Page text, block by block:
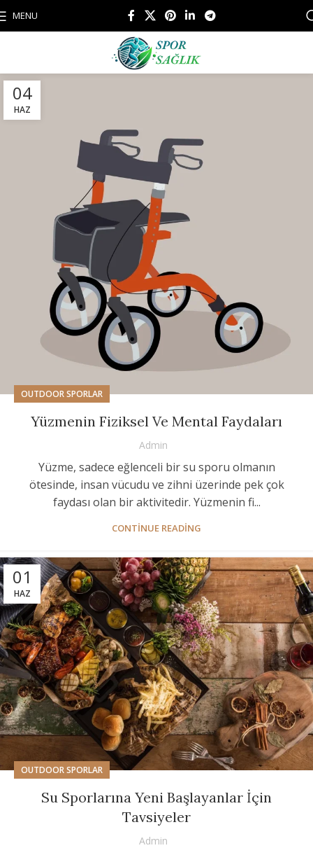
MENU
04
HAZ
OUTDOOR SPORLAR
Yüzmenin Fiziksel Ve Mental Faydaları
Admin
Yüzme, sadece eğlenceli bir su sporu olmanın
ötesinde, insan vücudu ve zihni üzerinde pek çok
faydası olan bir aktivitedir. Yüzmenin fi...
CONTINUE READING
01
HAZ
OUTDOOR SPORLAR
Su Sporlarına Yeni Başlayanlar İçin
Tavsiyeler
Admin